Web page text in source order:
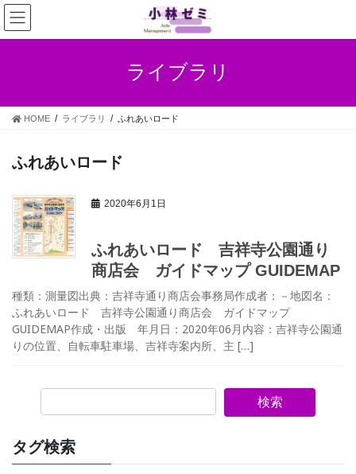
ライブラリ
HOME ライブラリ ふれあいロード
ふれあいロード
2020年6月1日
ふれあいロード 吉祥寺公園通り
商店会 ガイドマップ GUIDEMAP
種類：測量図出典：吉祥寺通り商店会事務局作成者：－地図名：
ふれあいロード 吉祥寺公園通り商店会 ガイドマップ
GUIDEMAP作成・出版 年月日：2020年06月内容：吉祥寺公園通
りの位置、自転車駐車場、吉祥寺案内所、主 […]
検索
タグ検索